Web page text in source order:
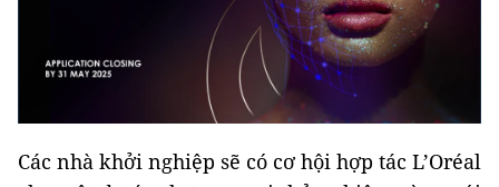
Các nhà khởi nghiệp sẽ có cơ hội hợp tác L’Oréal